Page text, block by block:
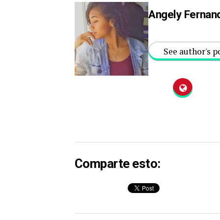
Angely
See author's
Comparte esto: